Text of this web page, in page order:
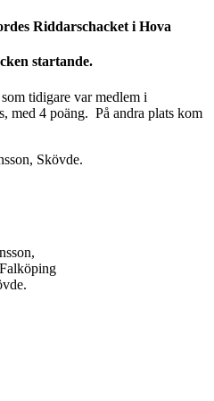
Riddarschacket i Hova
startande.
tidigare var medlem i
med 4 poäng. På andra plats kom
Skövde.